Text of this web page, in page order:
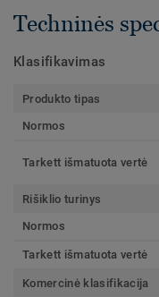
Techninės
Klasifikavimas
Produkto tipas
Normos
Tarkett išmatuota vertė
Rišiklio turinys
Normos
Tarkett išmatuota vertė
Komercinė klasifikacija